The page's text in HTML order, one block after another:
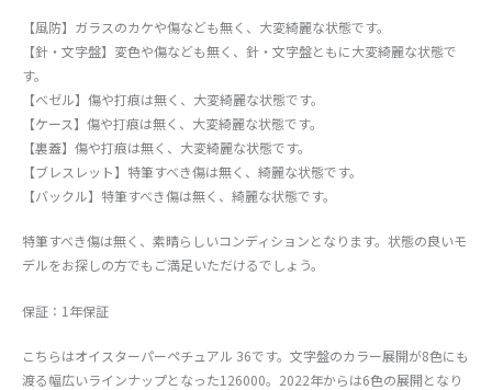
【風防】ガラスのカケや傷なども無く、大変綺麗な状態です。
【針・文字盤】変色や傷なども無く、針・文字盤ともに大変綺麗な状態で
す。
【ベゼル】傷や打痕は無く、大変綺麗な状態です。
【ケース】傷や打痕は無く、大変綺麗な状態です。
【裏蓋】傷や打痕は無く、大変綺麗な状態です。
【ブレスレット】特筆すべき傷は無く、綺麗な状態です。
【バックル】特筆すべき傷は無く、綺麗な状態です。
特筆すべき傷は無く、素晴らしいコンディションとなります。状態の良いモ
デルをお探しの方でもご満足いただけるでしょう。
保証：1年保証
こちらはオイスターパーペチュアル 36です。文字盤のカラー展開が8色にも
渡る幅広いラインナップとなった126000。2022年からは6色の展開となり